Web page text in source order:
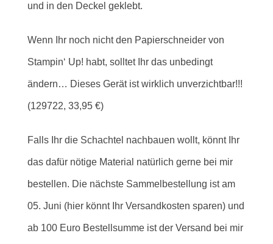
und in den Deckel geklebt.
Wenn Ihr noch nicht den Papierschneider von
Stampin‘ Up! habt, solltet Ihr das unbedingt
ändern… Dieses Gerät ist wirklich unverzichtbar!!!
(129722, 33,95 €)
Falls Ihr die Schachtel nachbauen wollt, könnt Ihr
das dafür nötige Material natürlich gerne bei mir
bestellen. Die nächste Sammelbestellung ist am
05. Juni (hier könnt Ihr Versandkosten sparen) und
ab 100 Euro Bestellsumme ist der Versand bei mir